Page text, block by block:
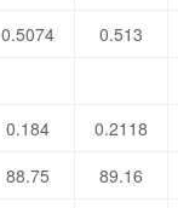
0.5074 0.513
0.184 0.2118
88.75 89.16